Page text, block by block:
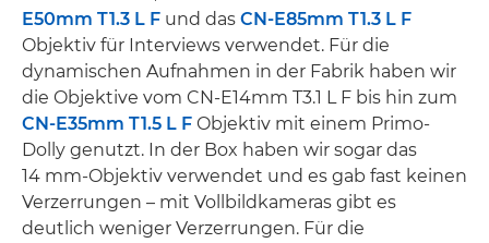
E50mm T1.3 L F und das CN-E85mm T1.3 L F
Objektiv für Interviews verwendet. Für die
dynamischen Aufnahmen in der Fabrik haben wir
die Objektive vom CN-E14mm T3.1 L F bis hin zum
CN-E35mm T1.5 L F Objektiv mit einem Primo-
Dolly genutzt. In der Box haben wir sogar das
14 mm-Objektiv verwendet und es gab fast keinen
Verzerrungen – mit Vollbildkameras gibt es
deutlich weniger Verzerrungen. Für die